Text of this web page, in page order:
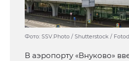
Фото: SSV.Photo / Shutterstock /
В аэропорту «Внуково»